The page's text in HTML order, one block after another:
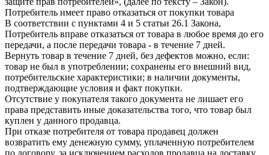
Потребитель имеет право отказаться от покупки товара
В соответствии с пунктами 4 и 5 статьи 26.1 Закона,
Потребитель вправе отказаться от товара в любое время до его
передачи, а после передачи товара - в течение 7 дней.
Вернуть товар в течение 7 дней, без дефектов можно, если:
товар не был в употреблении; сохранены его внешний вид,
потребительские характеристики; в наличии документы,
подтверждающие условия и факт покупки.
Отсутствие у покупателя такого документа не лишает его
права представить иные доказательства того, что товар был
куплен у данного продавца.
При отказе потребителя от товара продавец должен
возвратить ему денежную сумму, уплаченную потребителем
по договору, за исключением расходов продавца на доставку